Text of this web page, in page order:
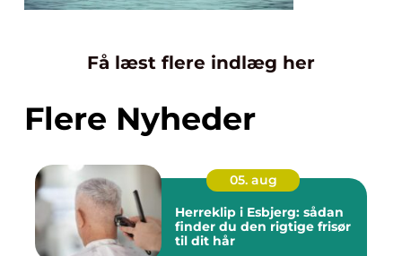
Få læst flere indlæg her
Flere Nyheder
05. aug
Herreklip i Esbjerg: sådan
finder du den rigtige frisør
til dit hår